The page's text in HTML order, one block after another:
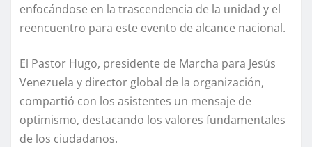
enfocándose en la trascendencia de la unidad y el
reencuentro para este evento de alcance nacional.
El Pastor Hugo, presidente de Marcha para Jesús
Venezuela y director global de la organización,
compartió con los asistentes un mensaje de
optimismo, destacando los valores fundamentales
de los ciudadanos.